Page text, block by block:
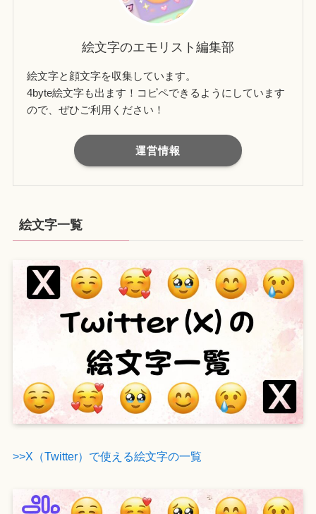
絵文字のエモリスト編集部
絵文字と顔文字を収集しています。
4byte絵文字も出ます！コピペできるようにしています
ので、ぜひご利用ください！
運営情報
絵文字一覧
>>X（Twitter）で使える絵文字の一覧